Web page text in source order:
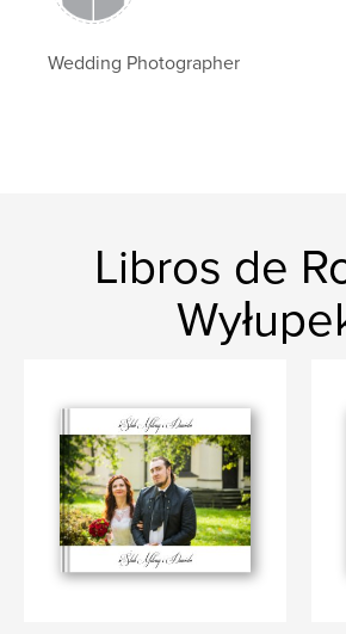
Wedding Photographer
Libros de